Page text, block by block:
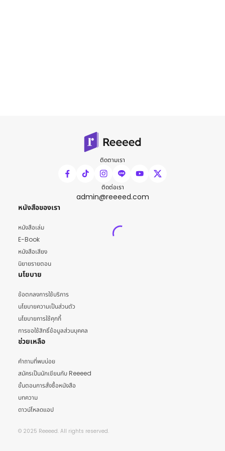
ติดตามเรา
ติดต่อเรา
admin@reeeed.com
หนังสือของเรา
หนังสือเล่ม
E-Book
หนังสือเสียง
นิยายรายตอน
นโยบาย
ข้อตกลงการใช้บริการ
นโยบายความเป็นส่วนตัว
นโยบายการใช้คุกกี้
การขอใช้สิทธิ์ข้อมูลส่วนบุคคล
ช่วยเหลือ
คำถามที่พบบ่อย
สมัครเป็นนักเขียนกับ Reeeed
ขั้นตอนการสั่งซื้อหนังสือ
บทความ
ดาวน์โหลดแอป
© 2025 Reeeed. All rights reserved.